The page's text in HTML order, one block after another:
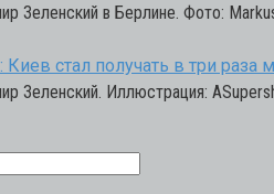
Зеленский в Берлине. Фото:
стал получать в три раза
Зеленский. Иллюстрация: